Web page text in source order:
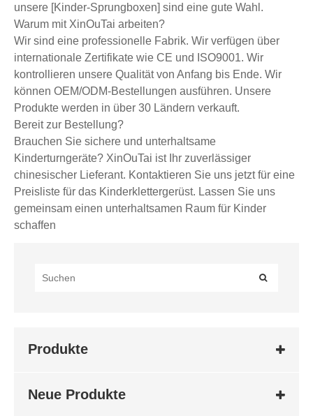
unsere [Kinder-Sprungboxen] sind eine gute Wahl.
Warum mit XinOuTai arbeiten?
Wir sind eine professionelle Fabrik. Wir verfügen über
internationale Zertifikate wie CE und ISO9001. Wir
kontrollieren unsere Qualität von Anfang bis Ende. Wir
können OEM/ODM-Bestellungen ausführen. Unsere
Produkte werden in über 30 Ländern verkauft.
Bereit zur Bestellung?
Brauchen Sie sichere und unterhaltsame
Kinderturngeräte? XinOuTai ist Ihr zuverlässiger
chinesischer Lieferant. Kontaktieren Sie uns jetzt für eine
Preisliste für das Kinderklettergerüst. Lassen Sie uns
gemeinsam einen unterhaltsamen Raum für Kinder
schaffen
Produkte
Neue Produkte